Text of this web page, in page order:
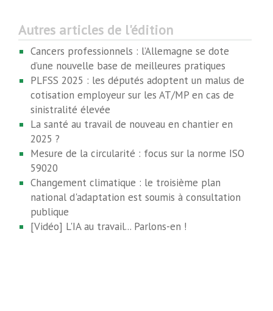
Autres articles de l'édition
Cancers professionnels : l’Allemagne se dote
d’une nouvelle base de meilleures pratiques
PLFSS 2025 : les députés adoptent un malus de
cotisation employeur sur les AT/MP en cas de
sinistralité élevée
La santé au travail de nouveau en chantier en
2025 ?
Mesure de la circularité : focus sur la norme ISO
59020
Changement climatique : le troisième plan
national d'adaptation est soumis à consultation
publique
[Vidéo] L'IA au travail... Parlons-en !